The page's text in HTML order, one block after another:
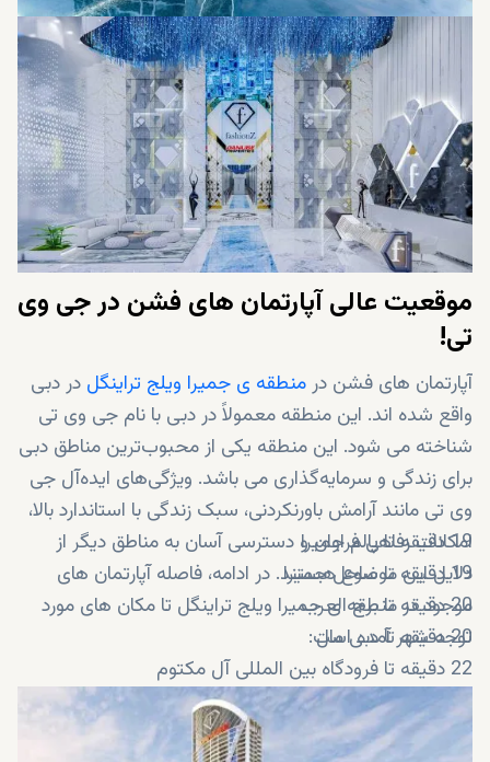
موقعیت عالی آپارتمان های فشن در جی وی
تی!
آپارتمان های فشن درمنطقه ی جمیرا ویلج تراینگل در دبی
واقع شده اند. این منطقه معمولاً در دبی با نام جی وی تی
شناخته می شود. این منطقه یکی از محبوب‌ترین مناطق دبی
برای زندگی و سرمایه‌گذاری می باشد. ویژگی‌های ایده‌آل جی
وی تی مانند آرامش باورنکردنی، سبک زندگی با استاندارد بالا،
امکانات رفاهی فراوان و دسترسی آسان به مناطق دیگر از
دلایل این موضوع هستند. در ادامه، فاصله آپارتمان های
موجود در منطقه ی جمیرا ویلج تراینگل تا مکان های مورد
توجه شهر آمده است:
19 دقیقه تا پالم جمیرا
19 دقیقه تا ساحل جمیرا
20 دقیقه تا برج العرب
20 دقیقه تا دبی مال
22 دقیقه تا فرودگاه بین المللی آل مکتوم
25 دقیقه تا فرودگاه بین المللی دبی